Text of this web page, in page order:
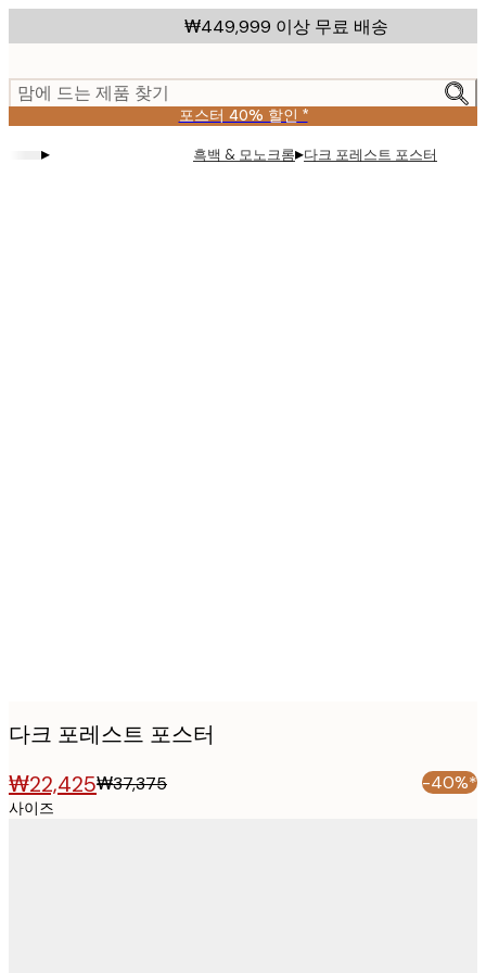
to
content.
₩449,999 이상 무료 배송
맘에 드는 제품 찾기
포스터 40% 할인 *
▸ 흑백 & 모노크롬▸다크 포레스트 포스터
다크 포레스트 포스터
₩22,425₩37,375 -40%*
사이즈